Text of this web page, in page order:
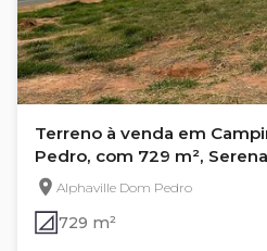
Terreno à venda em
Pedro, com 729 m²,
Alphaville Dom Pedro
729 m²